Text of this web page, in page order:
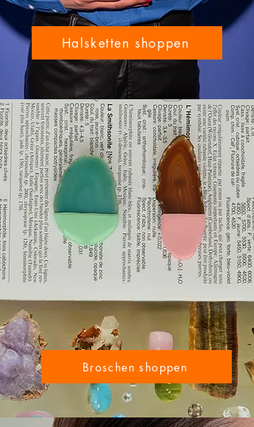
Halsketten shoppen
Broschen shoppen